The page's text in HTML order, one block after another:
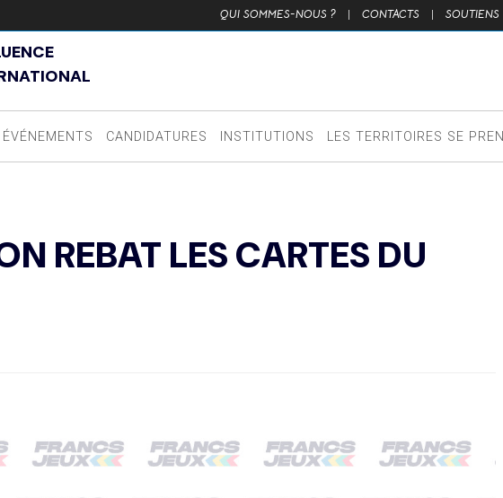
QUI SOMMES-NOUS ? | CONTACTS | SOUTIENS
ÉVÉNEMENTS CANDIDATURES INSTITUTIONS LES TERRITOIRES SE
REBAT LES CARTES DU